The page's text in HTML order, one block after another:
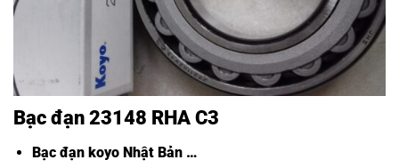
Bạc đạn 23148 RHA C3
Bạc đạn koyo Nhật Bản…